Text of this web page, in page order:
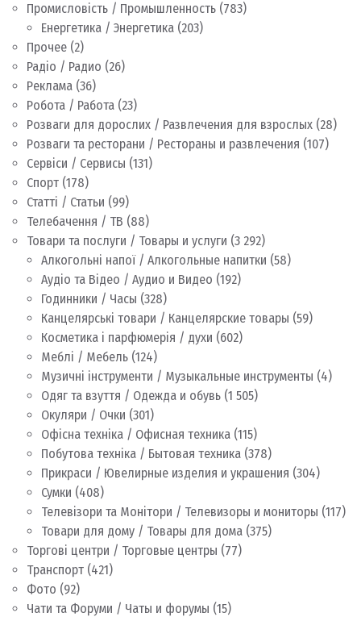
Промисловість / Промышленность (783)
Енергетика / Энергетика (203)
Прочее (2)
Радіо / Радио (26)
Реклама (36)
Робота / Работа (23)
Розваги для дорослих / Развлечения для взрослых (28)
Розваги та ресторани / Рестораны и развлечения (107)
Сервіси / Сервисы (131)
Спорт (178)
Статті / Статьи (99)
Телебачення / ТВ (88)
Товари та послуги / Товары и услуги (3 292)
Алкогольні напої / Алкогольные напитки (58)
Аудіо та Відео / Аудио и Видео (192)
Годинники / Часы (328)
Канцелярські товари / Канцелярские товары (59)
Косметика і парфюмерія / духи (602)
Меблі / Мебель (124)
Музичні інструменти / Музыкальные инструменты (4)
Одяг та взуття / Одежда и обувь (1 505)
Окуляри / Очки (301)
Офісна техніка / Офисная техника (115)
Побутова техніка / Бытовая техника (378)
Прикраси / Ювелирные изделия и украшения (304)
Сумки (408)
Телевізори та Монітори / Телевизоры и мониторы (117)
Товари для дому / Товары для дома (375)
Торгові центри / Торговые центры (77)
Транспорт (421)
Фото (92)
Чати та Форуми / Чаты и форумы (15)